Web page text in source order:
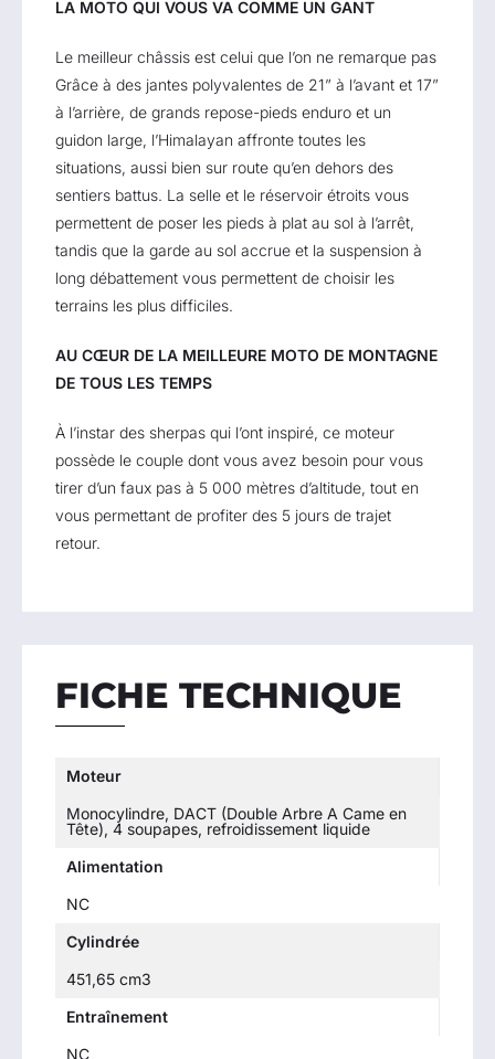
LA MOTO QUI VOUS VA COMME UN GANT
Le meilleur châssis est celui que l’on ne remarque pas
Grâce à des jantes polyvalentes de 21” à l’avant et 17”
à l’arrière, de grands repose-pieds enduro et un
guidon large, l’Himalayan affronte toutes les
situations, aussi bien sur route qu’en dehors des
sentiers battus. La selle et le réservoir étroits vous
permettent de poser les pieds à plat au sol à l’arrêt,
tandis que la garde au sol accrue et la suspension à
long débattement vous permettent de choisir les
terrains les plus difficiles.
AU CŒUR DE LA MEILLEURE MOTO DE MONTAGNE
DE TOUS LES TEMPS
À l’instar des sherpas qui l’ont inspiré, ce moteur
possède le couple dont vous avez besoin pour vous
tirer d’un faux pas à 5 000 mètres d’altitude, tout en
vous permettant de profiter des 5 jours de trajet
retour.
FICHE TECHNIQUE
Moteur
Monocylindre, DACT (Double Arbre A Came en
Tête), 4 soupapes, refroidissement liquide
Alimentation
NC
Cylindrée
451,65 cm3
Entraînement
NC